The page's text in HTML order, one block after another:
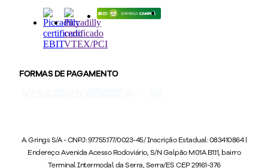
FORMAS DE PAGAMENTO
A. Grings S/A - CNPJ: 97.755.177/0023-45/ Inscrição Estadual: 083410864 |
Endereço: Avenida Acesso Rodoviário, S/N Galpão M01A B1.11, bairro
Terminal Intermodal da Serra, Serra/ES CEP 29161-376